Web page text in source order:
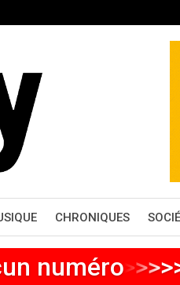
CHRONIQUES
numéro>>>>